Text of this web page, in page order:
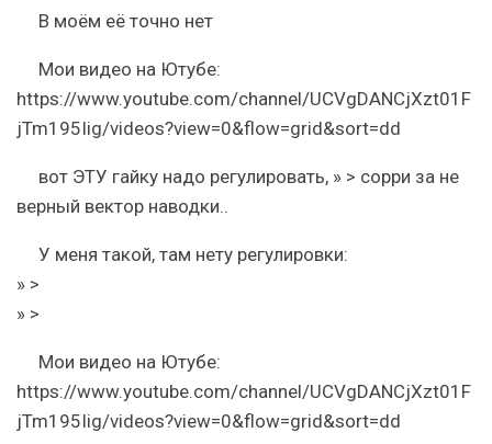
В моём её точно нет
Мои видео на Ютубе:
https://www.youtube.com/channel/UCVgDANCjXzt01F
jTm195Iig/videos?view=0&flow=grid&sort=dd
вот ЭТУ гайку надо регулировать, » > сорри за не
верный вектор наводки..
У меня такой, там нету регулировки:
» >
» >
Мои видео на Ютубе:
https://www.youtube.com/channel/UCVgDANCjXzt01F
jTm195Iig/videos?view=0&flow=grid&sort=dd